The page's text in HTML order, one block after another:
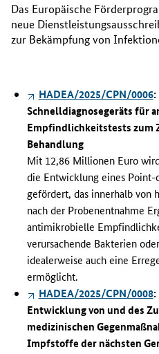
Das Europäische
neue
zur Bekämpfung von
HADEA/2025/CPN/0006:
Schnelldiagnosegeräts für
Empfindlichkeitstests zum
Behandlung
Mit 12,86 Millionen Euro
die Entwicklung eines Point-
gefördert, das innerhalb von
nach der Probenentnahme
antimikrobielle
verursachende Bakterien
idealerweise auch eine
ermöglicht.
HADEA/2025/CPN/0008:
Entwicklung von und des
medizinischen
Impfstoffe der nächsten